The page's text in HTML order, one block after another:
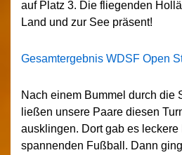
auf Platz 3. Die fliegenden
Land und zur See präsent!
Gesamtergebnis WDSF Open
Nach einem Bummel durch die
ließen unsere Paare diesen
ausklingen. Dort gab es leckere
spannenden Fußball. Dann